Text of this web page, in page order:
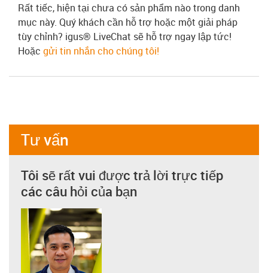
Rất tiếc, hiện tại chưa có sản phẩm nào trong danh
mục này. Quý khách cần hỗ trợ hoặc một giải pháp
tùy chỉnh? igus® LiveChat sẽ hỗ trợ ngay lập tức!
Hoặc gửi tin nhắn cho chúng tôi!
Tư vấn
Tôi sẽ rất vui được trả lời trực tiếp
các câu hỏi của bạn